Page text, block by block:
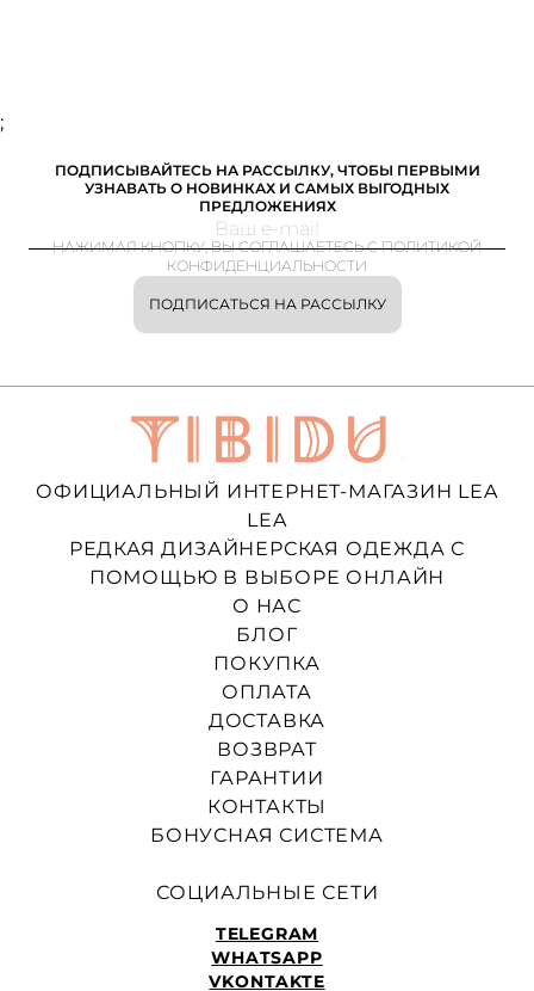
;
ПОДПИСЫВАЙТЕСЬ НА РАССЫЛКУ, ЧТОБЫ ПЕРВЫМИ
УЗНАВАТЬ О НОВИНКАХ И САМЫХ ВЫГОДНЫХ
ПРЕДЛОЖЕНИЯХ
ПОДПИСАТЬСЯ НА РАССЫЛКУ
НАЖИМАЯ КНОПКУ, ВЫ СОГЛАШАЕТЕСЬ С ПОЛИТИКОЙ
КОНФИДЕНЦИАЛЬНОСТИ
ОФИЦИАЛЬНЫЙ ИНТЕРНЕТ-МАГАЗИН LEA
LEA
РЕДКАЯ ДИЗАЙНЕРСКАЯ ОДЕЖДА С
ПОМОЩЬЮ В ВЫБОРЕ ОНЛАЙН
О НАС
БЛОГ
ПОКУПКА
ОПЛАТА
ДОСТАВКА
ВОЗВРАТ
ГАРАНТИИ
КОНТАКТЫ
БОНУСНАЯ СИСТЕМА
СОЦИАЛЬНЫЕ СЕТИ
TELEGRAM
WHATSAPP
VKONTAKTE